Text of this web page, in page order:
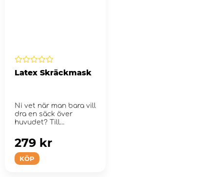
Latex Skräckmask
Ni vet när man bara vill
dra en säck över
huvudet? Till
KÖP
279 kr